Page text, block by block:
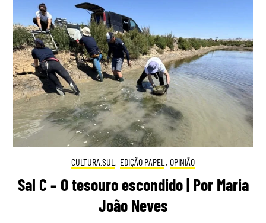
CULTURA.SUL , EDIÇÃO PAPEL , OPINIÃO
Sal C – O tesouro escondido | Por Maria
João Neves